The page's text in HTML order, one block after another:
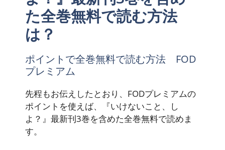
た全巻無料で読む方法
は？
ポイントで全巻無料で読む方法 FOD
プレミアム
先程もお伝えしたとおり、FODプレミアムの
ポイントを使えば、『いけないこと、し
よ？』最新刊3巻を含めた全巻無料で読めま
す。